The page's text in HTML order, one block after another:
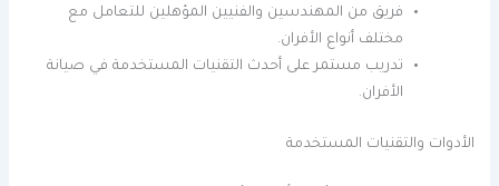
فريق من المهندسين والفنيين المؤهلين للتعامل مع
مختلف أنواع الأفران.
تدريب مستمر على أحدث التقنيات المستخدمة في صيانة
الأفران.
الأدوات والتقنيات المستخدمة